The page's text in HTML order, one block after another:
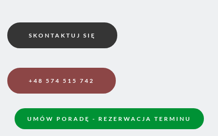
SKONTAKTUJ SIĘ
+48 574 515 742
UMÓW PORADĘ - REZERWACJA TERMINU